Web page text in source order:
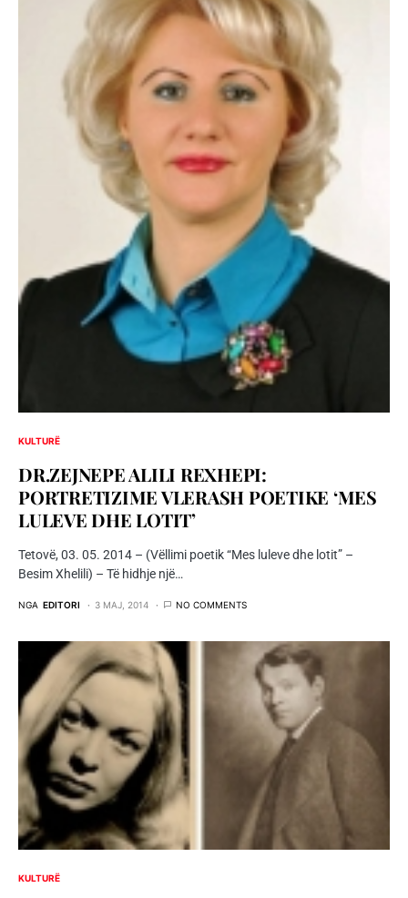
KULTURË
DR.ZEJNEPE ALILI REXHEPI:
PORTRETIZIME VLERASH POETIKE ‘MES
LULEVE DHE LOTIT’
Tetovë, 03. 05. 2014 – (Vëllimi poetik “Mes luleve dhe lotit” –
Besim Xhelili) – Të hidhje një…
NGA EDITORI 3 MAJ, 2014 NO COMMENTS
KULTURË